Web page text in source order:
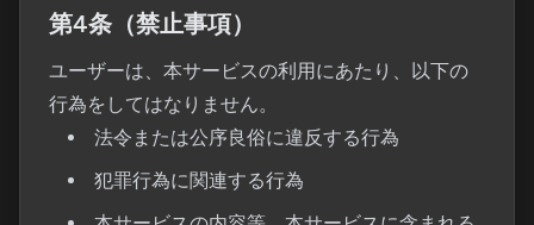
第4条（禁止事項）
ユーザーは、本サービスの利用にあたり、以下の
行為をしてはなりません。
法令または公序良俗に違反する行為
犯罪行為に関連する行為